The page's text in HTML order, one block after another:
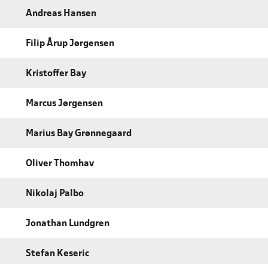
Andreas Hansen
Filip Årup Jørgensen
Kristoffer Bay
Marcus Jørgensen
Marius Bay Grønnegaard
Oliver Thomhav
Nikolaj Palbo
Jonathan Lundgren
Stefan Keseric